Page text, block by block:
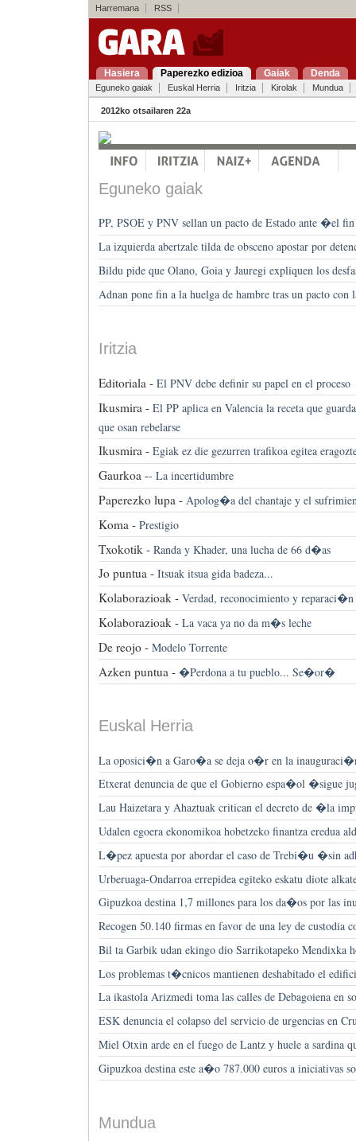
Harremana RSS
Hasiera Paperezko edizioa Gaiak Denda
Eguneko gaiak Euskal Herria Iritzia Kirolak Mundua
2012ko otsailaren 22a
Eguneko gaiak
PP, PSOE y PNV sellan un pacto de Estado ante �el
La izquierda abertzale tilda de obsceno apostar por
Bildu pide que Olano, Goia y Jauregi expliquen los
Adnan pone fin a la huelga de hambre tras un pacto
Iritzia
Editoriala - El PNV debe definir su papel en el proceso
Ikusmira - El PP aplica en Valencia la receta que
que osan rebelarse
Ikusmira - Egiak ez die gezurren trafikoa egitea
Gaurkoa -- La incertidumbre
Paperezko lupa - Apolog�a del chantaje y el
Koma - Prestigio
Txokotik - Randa y Khader, una lucha de 66 d�as
Jo puntua - Itsuak itsua gida badeza...
Kolaborazioak - Verdad, reconocimiento y reparaci�n
Kolaborazioak - La vaca ya no da m�s leche
De reojo - Modelo Torrente
Azken puntua - �Perdona a tu pueblo... Se�or�
Euskal Herria
La oposici�n a Garo�a se deja o�r en la
Etxerat denuncia de que el Gobierno espa�ol �sigue
Lau Haizetara y Ahaztuak critican el decreto de �la
Udalen egoera ekonomikoa hobetzeko finantza eredua
L�pez apuesta por abordar el caso de Trebi�u �sin
Urberuaga-Ondarroa errepidea egiteko eskatu diote
Gipuzkoa destina 1,7 millones para los da�os por las
Recogen 50.140 firmas en favor de una ley de custodia
Bil ta Garbik udan ekingo dio Sarrikotapeko Mendixka
Los problemas t�cnicos mantienen deshabitado el
La ikastola Arizmedi toma las calles de Debagoiena en
ESK denuncia el colapso del servicio de urgencias en
Miel Otxin arde en el fuego de Lantz y huele a sardina
Gipuzkoa destina este a�o 787.000 euros a iniciativas
Mundua